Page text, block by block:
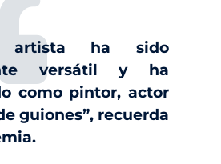
artista ha sido
versátil y ha
como pintor, actor
guiones”, recuerda